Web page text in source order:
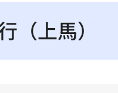
上馬）